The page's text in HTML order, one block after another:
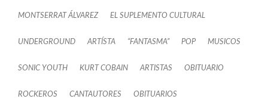
MONTSERRAT ÁLVAREZ EL SUPLEMENTO CULTURAL
UNDERGROUND ARTÍSTA “FANTASMA” POP MUSICOS
SONIC YOUTH KURT COBAIN ARTISTAS OBITUARIO
ROCKEROS CANTAUTORES OBITUARIOS